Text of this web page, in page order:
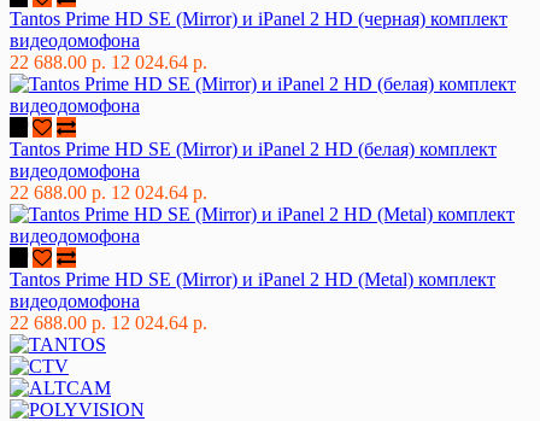
Tantos Prime HD SE (Mirror) и iPanel 2 HD (черная) комплект
видеодомофона
22 688.00 р. 12 024.64 р.
Tantos Prime HD SE (Mirror) и iPanel 2 HD (белая) комплект
видеодомофона
22 688.00 р. 12 024.64 р.
Tantos Prime HD SE (Mirror) и iPanel 2 HD (Metal) комплект
видеодомофона
22 688.00 р. 12 024.64 р.